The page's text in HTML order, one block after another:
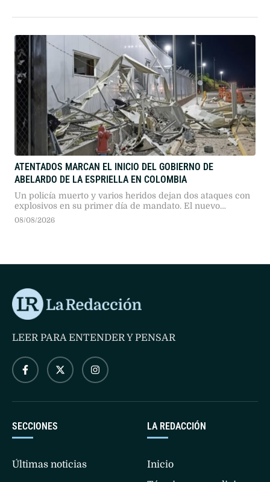
ATENTADOS MARCAN EL INICIO DEL GOBIERNO DE
ABELARDO DE LA ESPRIELLA EN COLOMBIA
Un policía muerto y varios heridos dejan dos ataques con
explosivos en su primer día de mandato. El nuevo
presidente prometió mano dura contra el narcoterrorismo
08/08/2026
LA REDACCIÓN
Inicio
SECCIONES
Últimas noticias
LEER PARA ENTENDER Y PENSAR